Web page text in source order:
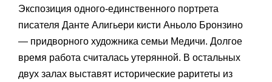
Экспозиция одного-единственного портрета
писателя Данте Алигьери кисти Аньоло Бронзино
— придворного художника семьи Медичи. Долгое
время работа считалась утерянной. В остальных